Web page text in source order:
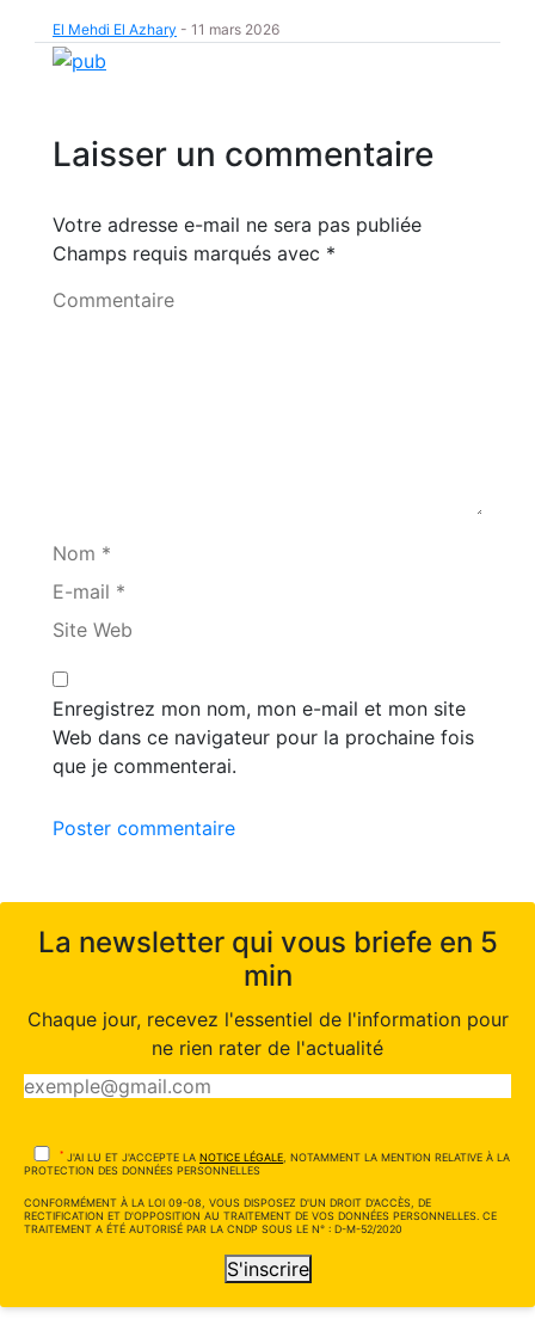
El Mehdi El Azhary - 11 mars 2026
Laisser un commentaire
Votre adresse e-mail ne sera pas publiée
Champs requis marqués avec *
Commentaire
Nom *
E-mail *
Site Web
Enregistrez mon nom, mon e-mail et mon site
Web dans ce navigateur pour la prochaine fois
que je commenterai.
Poster commentaire
La newsletter qui vous briefe en 5
min
Chaque jour, recevez l'essentiel de l'information pour
ne rien rater de l'actualité
* J'AI LU ET J'ACCEPTE LA NOTICE LÉGALE , NOTAMMENT LA MENTION RELATIVE À LA
PROTECTION DES DONNÉES PERSONNELLES
CONFORMÉMENT À LA LOI 09-08, VOUS DISPOSEZ D'UN DROIT D'ACCÈS, DE
RECTIFICATION ET D'OPPOSITION AU TRAITEMENT DE VOS DONNÉES PERSONNELLES. CE
TRAITEMENT A ÉTÉ AUTORISÉ PAR LA CNDP SOUS LE N° : D-M-52/2020
S'inscrire